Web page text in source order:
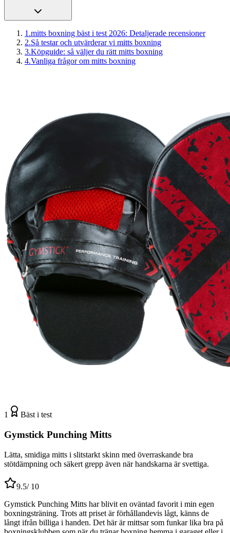
1 .mitts boxning bäst i test 2026: Detaljerade recensioner
2.Så testar och utvärderar vi mitts boxning
3.Köpguide: så väljer du rätt mitts boxning
4.Vanliga frågor om mitts boxning
1 Bäst i test
Gymstick Punching Mitts
Lätta, smidiga mitts i slitstarkt skinn med överraskande bra
stötdämpning och säkert grepp även när handskarna är svettiga.
9.5/ 10
Gymstick Punching Mitts har blivit en oväntad favorit i min egen
boxningsträning. Trots att priset är förhållandevis lågt, känns de
långt ifrån billiga i handen. Det här är mittsar som funkar lika bra på